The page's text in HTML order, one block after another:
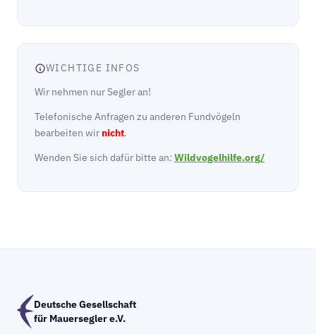
WICHTIGE INFOS
Wir nehmen nur Segler an!
Telefonische Anfragen zu anderen Fundvögeln
bearbeiten wir nicht.
Wenden Sie sich dafür bitte an: Wildvogelhilfe.org/
Deutsche Gesellschaft
für Mauersegler e.V.